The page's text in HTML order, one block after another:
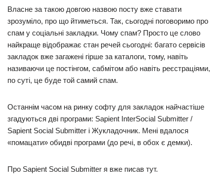
Власне за такою довгою назвою посту вже ставати
зрозуміло, про що йтиметься. Так, сьогодні поговоримо про
спам у соціальні закладки. Чому спам? Просто це слово
найкраще відображає стан речей сьогодні: багато сервісів
закладок вже загажені гірше за каталоги, тому, навіть
називаючи це постінгом, сабмітом або навіть реєстраціями,
по суті, це буде той самий спам.
Останнім часом на ринку софту для закладок найчастіше
згадуються дві програми: Sapient InterSocial Submitter /
Sapient Social Submitter і Жукладочник. Мені вдалося
«помацати» обидві програми (до речі, в обох є демки).
Про Sapient Social Submitter я вже писав тут.